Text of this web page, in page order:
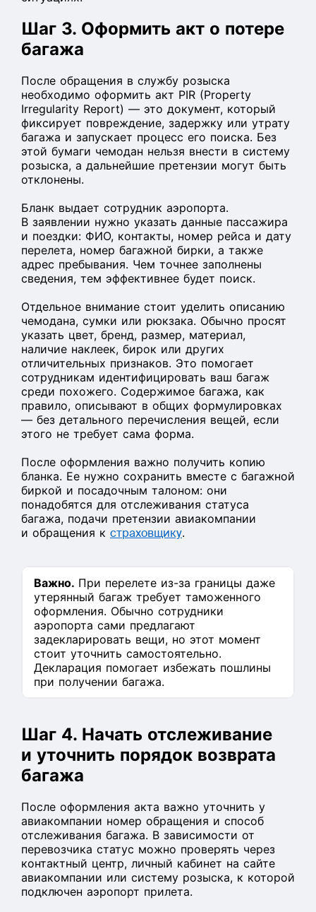
Шаг 3. Оформить акт о потере
багажа
После обращения в службу розыска
необходимо оформить акт PIR (Property
Irregularity Report) — это документ, который
фиксирует повреждение, задержку или утрату
багажа и запускает процесс его поиска. Без
этой бумаги чемодан нельзя внести в систему
розыска, а дальнейшие претензии могут быть
отклонены.
Бланк выдает сотрудник аэропорта.
В заявлении нужно указать данные пассажира
и поездки: ФИО, контакты, номер рейса и дату
перелета, номер багажной бирки, а также
адрес пребывания. Чем точнее заполнены
сведения, тем эффективнее будет поиск.
Отдельное внимание стоит уделить описанию
чемодана, сумки или рюкзака. Обычно просят
указать цвет, бренд, размер, материал,
наличие наклеек, бирок или других
отличительных признаков. Это помогает
сотрудникам идентифицировать ваш багаж
среди похожего. Содержимое багажа, как
правило, описывают в общих формулировках
— без детального перечисления вещей, если
этого не требует сама форма.
После оформления важно получить копию
бланка. Ее нужно сохранить вместе с багажной
биркой и посадочным талоном: они
понадобятся для отслеживания статуса
багажа, подачи претензии авиакомпании
и обращения к страховщику.
Важно. При перелете из-за границы даже
утерянный багаж требует таможенного
оформления. Обычно сотрудники
аэропорта сами предлагают
задекларировать вещи, но этот момент
стоит уточнить самостоятельно.
Декларация помогает избежать пошлины
при получении багажа.
Шаг 4. Начать отслеживание
и уточнить порядок возврата
багажа
После оформления акта важно уточнить у
авиакомпании номер обращения и способ
отслеживания багажа. В зависимости от
перевозчика статус можно проверять через
контактный центр, личный кабинет на сайте
авиакомпании или систему розыска, к которой
подключен аэропорт прилета.